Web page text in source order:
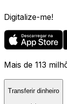
Digitalize-me!
Mais de 113
Transferir dinheiro